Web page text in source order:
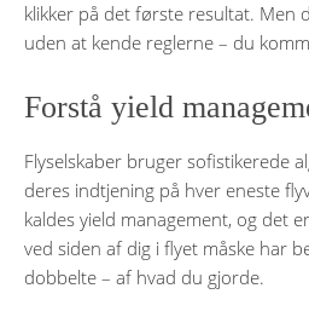
klikker på det første resultat. Men
uden at kende reglerne – du
Forstå yield
Flyselskaber bruger sofistikerede
deres indtjening på hver eneste
kaldes yield management, og det
ved siden af dig i flyet måske har
dobbelte – af hvad du gjorde.